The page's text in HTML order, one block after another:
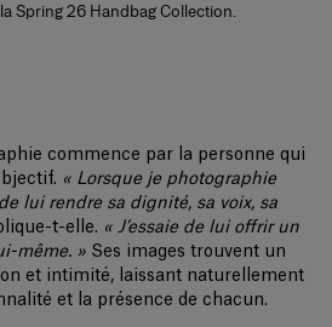
Spring 26 Handbag Collection.
commence par la personne qui
« Lorsque je photographie
de lui rendre sa dignité, sa voix, sa
t-elle. « J’essaie de lui offrir un
même. »Ses images trouvent un
et intimité, laissant naturellement
et la présence de chacun.